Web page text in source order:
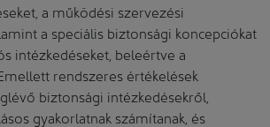
a működési szervezési
a speciális biztonsági koncepciókat
intézkedéseket, beleértve a
rendszeres értékelések
biztonsági intézkedésekről,
gyakorlatnak számítanak, és